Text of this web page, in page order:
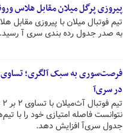
پیروزی پرگل میلان مقابل هلاس
تیم فوتبال میلان با پیروزی مقابل
به صدر جدول رده بندی سری آ رسید.
فرصت‌سوری به سبک آلگری؛ تساوی
در سری‌آ
نتوانست فاصله امتیازی خود را با
جدول سری‌آ افزایش دهد.